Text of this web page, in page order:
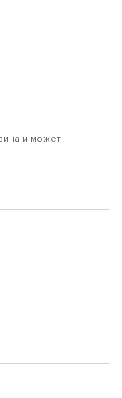
и может